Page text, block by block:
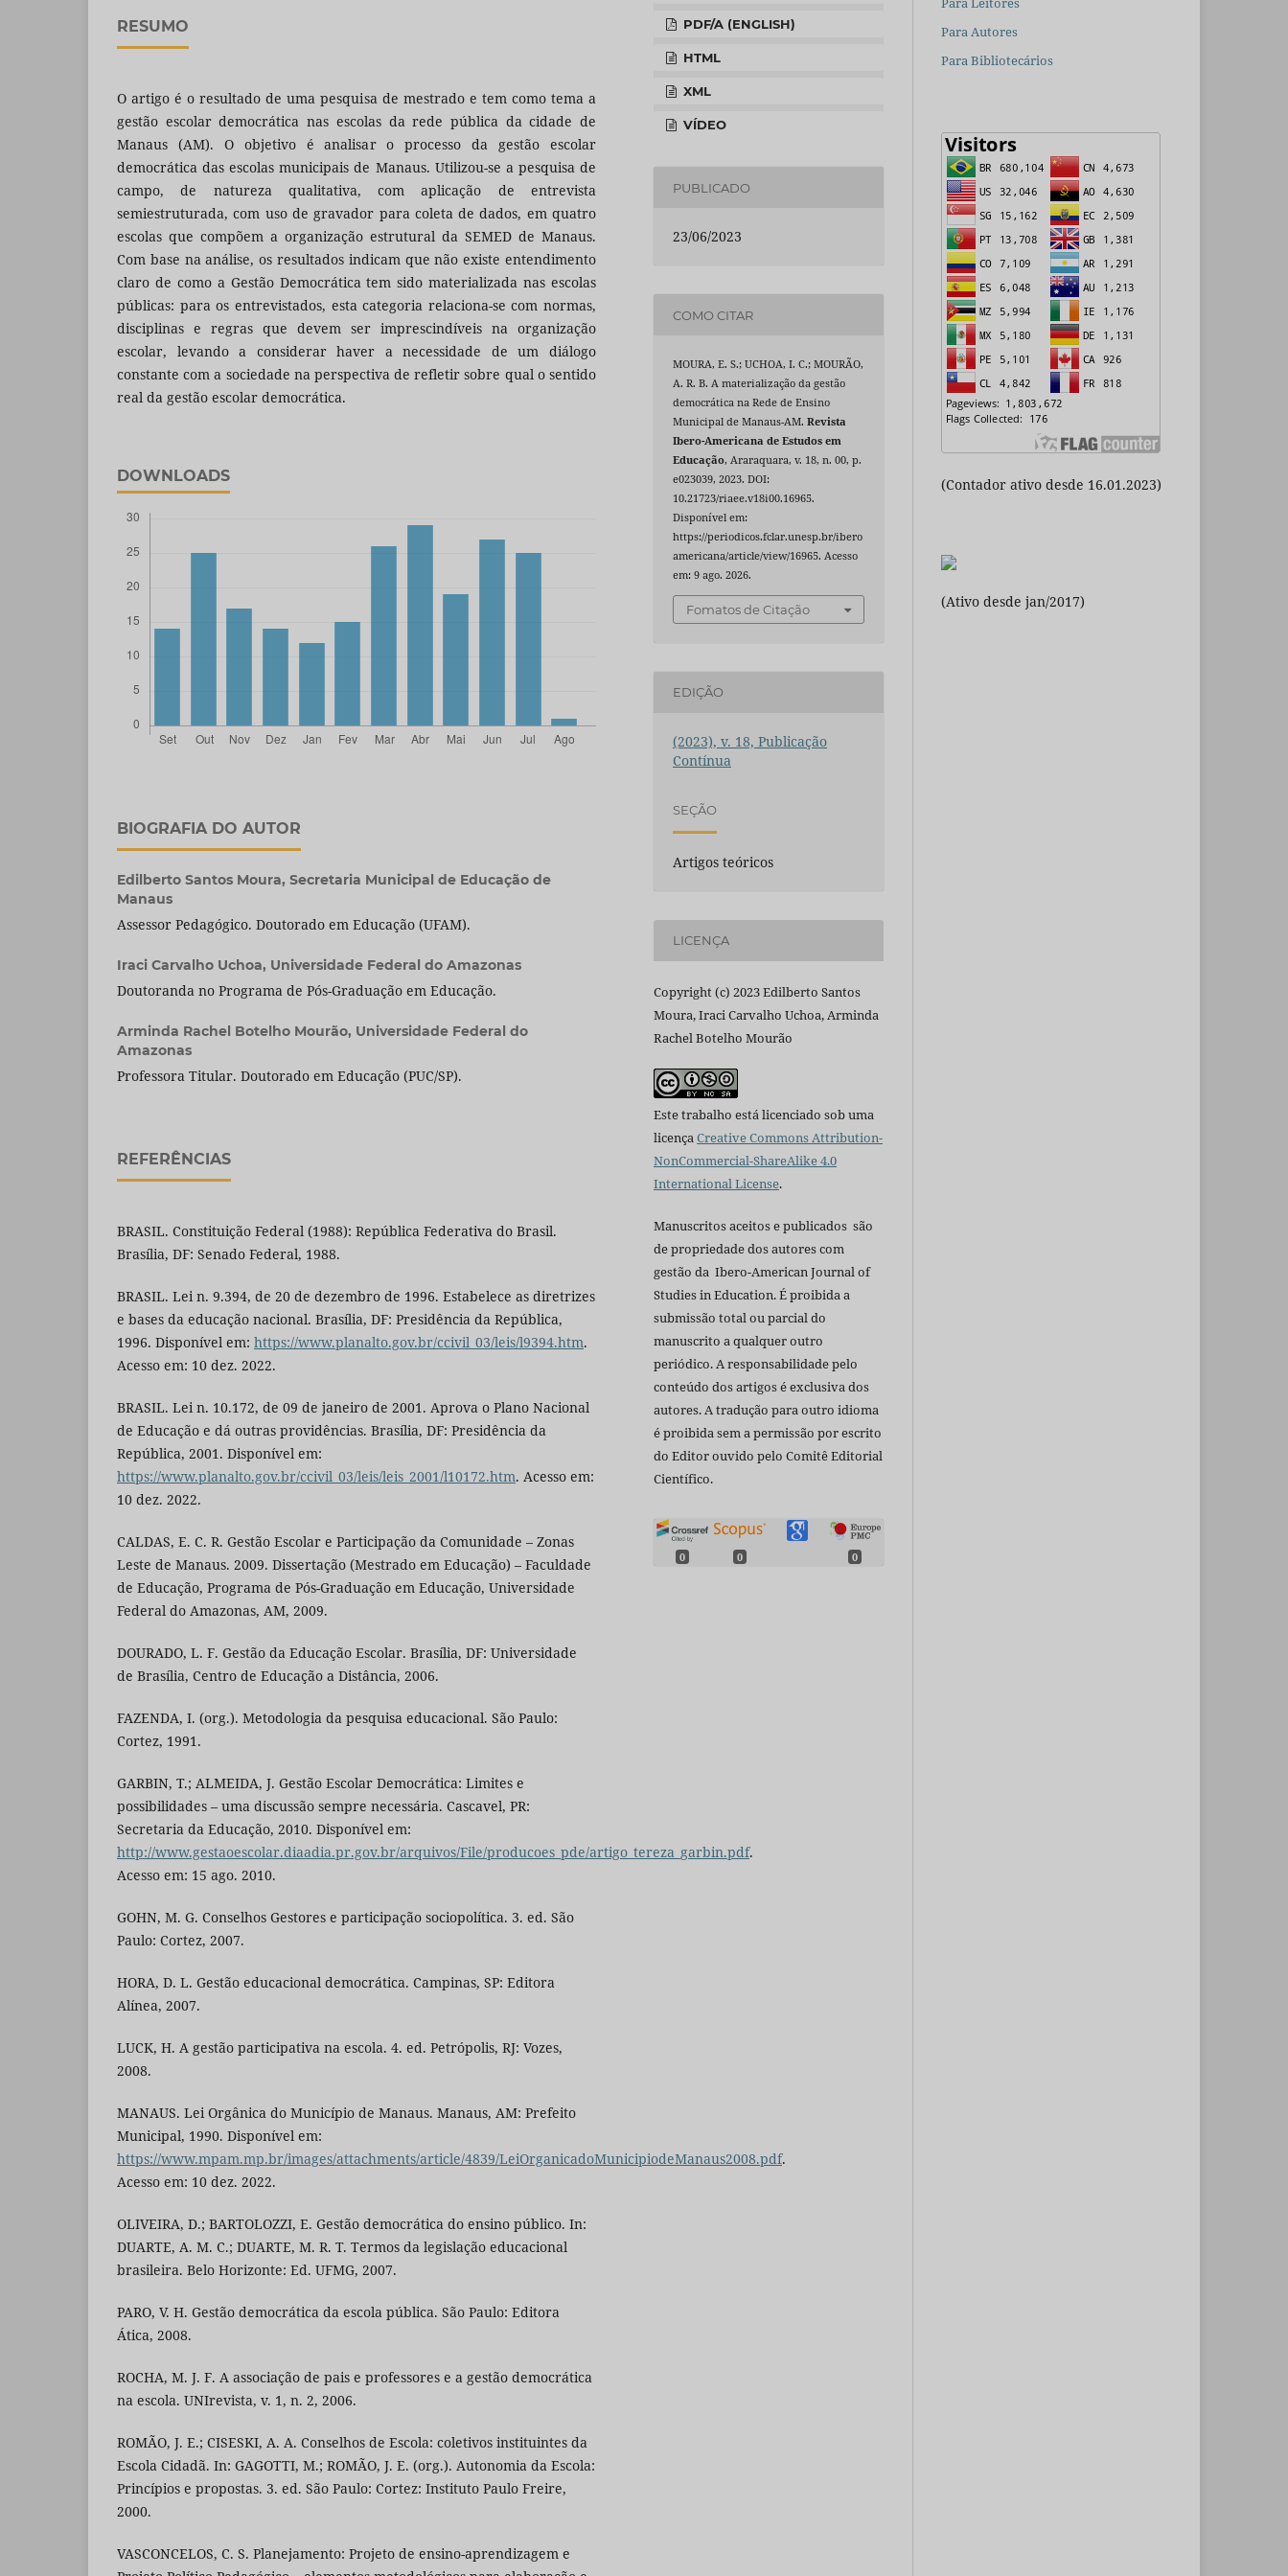
RESUMO
O artigo é o resultado de uma pesquisa de mestrado e tem como tema a
gestão escolar democrática nas escolas da rede pública da cidade de
Manaus (AM). O objetivo é analisar o processo da gestão escolar
democrática das escolas municipais de Manaus. Utilizou-se a pesquisa de
campo, de natureza qualitativa, com aplicação de entrevista
semiestruturada, com uso de gravador para coleta de dados, em quatro
escolas que compõem a organização estrutural da SEMED de Manaus.
Com base na análise, os resultados indicam que não existe entendimento
claro de como a Gestão Democrática tem sido materializada nas escolas
públicas: para os entrevistados, esta categoria relaciona-se com normas,
disciplinas e regras que devem ser imprescindíveis na organização
escolar, levando a considerar haver a necessidade de um diálogo
constante com a sociedade na perspectiva de refletir sobre qual o sentido
real da gestão escolar democrática.
DOWNLOADS
BIOGRAFIA DO AUTOR
Edilberto Santos Moura, Secretaria Municipal de Educação de
Manaus
Assessor Pedagógico. Doutorado em Educação (UFAM).
Iraci Carvalho Uchoa, Universidade Federal do Amazonas
Doutoranda no Programa de Pós-Graduação em Educação.
Arminda Rachel Botelho Mourão, Universidade Federal do
Amazonas
Professora Titular. Doutorado em Educação (PUC/SP).
REFERÊNCIAS
BRASIL. Constituição Federal (1988): República Federativa do Brasil.
Brasília, DF: Senado Federal, 1988.
BRASIL. Lei n. 9.394, de 20 de dezembro de 1996. Estabelece as diretrizes
e bases da educação nacional. Brasília, DF: Presidência da República,
1996. Disponível em: https://www.planalto.gov.br/ccivil_03/leis/l9394.htm.
Acesso em: 10 dez. 2022.
BRASIL. Lei n. 10.172, de 09 de janeiro de 2001. Aprova o Plano Nacional
de Educação e dá outras providências. Brasília, DF: Presidência da
República, 2001. Disponível em:
https://www.planalto.gov.br/ccivil_03/leis/leis_2001/l10172.htm. Acesso em:
10 dez. 2022.
CALDAS, E. C. R. Gestão Escolar e Participação da Comunidade – Zonas
Leste de Manaus. 2009. Dissertação (Mestrado em Educação) – Faculdade
de Educação, Programa de Pós-Graduação em Educação, Universidade
Federal do Amazonas, AM, 2009.
DOURADO, L. F. Gestão da Educação Escolar. Brasília, DF: Universidade
de Brasília, Centro de Educação a Distância, 2006.
FAZENDA, I. (org.). Metodologia da pesquisa educacional. São Paulo:
Cortez, 1991.
GARBIN, T.; ALMEIDA, J. Gestão Escolar Democrática: Limites e
possibilidades – uma discussão sempre necessária. Cascavel, PR:
Secretaria da Educação, 2010. Disponível em:
http://www.gestaoescolar.diaadia.pr.gov.br/arquivos/File/producoes_pde/artigo_tereza_garbin.pdf.
Acesso em: 15 ago. 2010.
GOHN, M. G. Conselhos Gestores e participação sociopolítica. 3. ed. São
Paulo: Cortez, 2007.
HORA, D. L. Gestão educacional democrática. Campinas, SP: Editora
Alínea, 2007.
LUCK, H. A gestão participativa na escola. 4. ed. Petrópolis, RJ: Vozes,
2008.
MANAUS. Lei Orgânica do Município de Manaus. Manaus, AM: Prefeito
Municipal, 1990. Disponível em:
https://www.mpam.mp.br/images/attachments/article/4839/LeiOrganicadoMunicipiodeManaus2008.pdf.
Acesso em: 10 dez. 2022.
OLIVEIRA, D.; BARTOLOZZI, E. Gestão democrática do ensino público. In:
DUARTE, A. M. C.; DUARTE, M. R. T. Termos da legislação educacional
brasileira. Belo Horizonte: Ed. UFMG, 2007.
PARO, V. H. Gestão democrática da escola pública. São Paulo: Editora
Ática, 2008.
ROCHA, M. J. F. A associação de pais e professores e a gestão democrática
na escola. UNIrevista, v. 1, n. 2, 2006.
ROMÃO, J. E.; CISESKI, A. A. Conselhos de Escola: coletivos instituintes da
Escola Cidadã. In: GAGOTTI, M.; ROMÃO, J. E. (org.). Autonomia da Escola:
Princípios e propostas. 3. ed. São Paulo: Cortez: Instituto Paulo Freire,
2000.
VASCONCELOS, C. S. Planejamento: Projeto de ensino-aprendizagem e
PDF/A (ENGLISH)
HTML
XML
VÍDEO
PUBLICADO
23/06/2023
COMO CITAR
MOURA, E. S.; UCHOA, I. C.; MOURÃO,
A. R. B. A materialização da gestão
democrática na Rede de Ensino
Municipal de Manaus-AM.Revista
Ibero-Americana de Estudos em
Educação, Araraquara, v. 18, n. 00, p.
e023039, 2023. DOI:
10.21723/riaee.v18i00.16965.
Disponível em:
https://periodicos.fclar.unesp.br/ibero
americana/article/view/16965. Acesso
em: 9 ago. 2026.
Fomatos de Citação
EDIÇÃO
(2023), v. 18, Publicação
Contínua
SEÇÃO
Artigos teóricos
LICENÇA
Copyright (c) 2023 Edilberto Santos
Moura, Iraci Carvalho Uchoa, Arminda
Rachel Botelho Mourão
Este trabalho está licenciado sob uma
licençaCreative Commons Attribution-
NonCommercial-ShareAlike 4.0
International License.
Manuscritos aceitos e publicados são
de propriedade dos autores com
gestão da Ibero-American Journal of
Studies in Education. É proibida a
submissão total ou parcial do
manuscrito a qualquer outro
periódico. A responsabilidade pelo
conteúdo dos artigos é exclusiva dos
autores. A tradução para outro idioma
é proibida sem a permissão por escrito
do Editor ouvido pelo Comitê Editorial
Científico.
0 0 0
Para Autores
Para Bibliotecários
(Contador ativo desde 16.01.2023)
(Ativo desde jan/2017)